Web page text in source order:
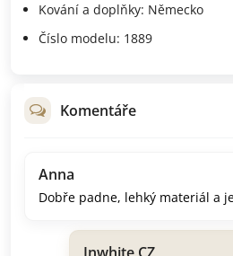
Kování a doplňky: Německo
Číslo modelu: 1889
Komentáře
Anna
Dobře padne, lehký materiál a